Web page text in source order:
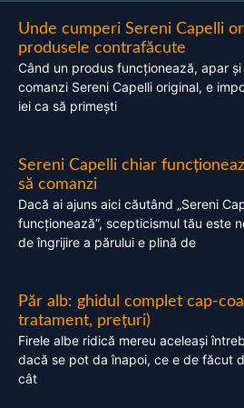
Unde cumperi Sereni Capelli
produsele contrafăcute
Când un produs funcționează, apar
comanzi Sereni Capelli original, e
iei ca să primești
Sereni Capelli chiar
să comanzi
Dacă ai ajuns aici căutând „Sereni
funcționează”, scepticismul tău este
de îngrijire a părului e plină de
Păr alb: ghidul complet cap-
tratament, prețuri)
Firele albe ridică mereu aceleași
dacă se pot da înapoi, ce e de făcut
cât